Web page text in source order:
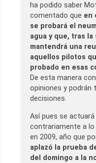
ha podido saber
comentado que en
se probará el
agua y que, tras la
mantendrá una
aquellos pilotos
probado en esas
De esta manera
opiniones y podrán
decisiones.
Así pues se actuará
contrariamente a lo
en 2009, año que
aplazó la prueba
del domingo a la